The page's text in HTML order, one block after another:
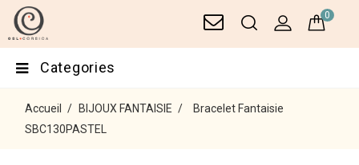
0
Categories
Accueil BIJOUX FANTAISIE
Bracelet Fantaisie
SBC130PASTEL